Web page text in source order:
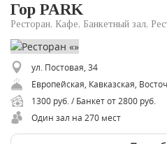
Гор PARK
Ресторан, Кафе, Банкетный зал,
ул. Постовая, 34
1300 руб. / Банкет от 2800 руб.
Один зал на 270 мест